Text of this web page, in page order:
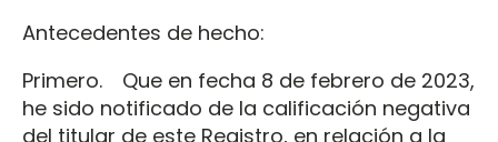
Antecedentes de hecho:
Primero. Que en fecha 8 de febrero de 2023,
he sido notificado de la calificación negativa
del titular de este Registro, en relación a la